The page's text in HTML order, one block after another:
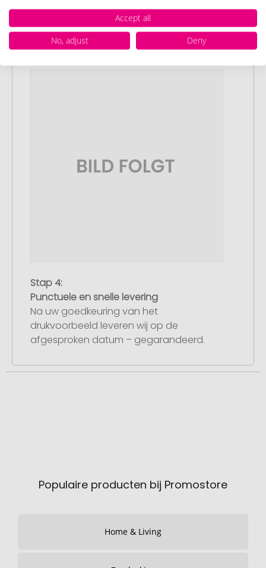
U ontvangt van ons een gratis
drukvoorbeeld met uw ontwerp. Zodra u
dit heeft goedgekeurd, starten wij direct
met de productie.
Stap 4:
Punctuele en snelle levering
Na uw goedkeuring van het
drukvoorbeeld leveren wij op de
afgesproken datum – gegarandeerd.
Populaire producten bij Promostore
Home & Living
Accept all
No, adjust
Deny